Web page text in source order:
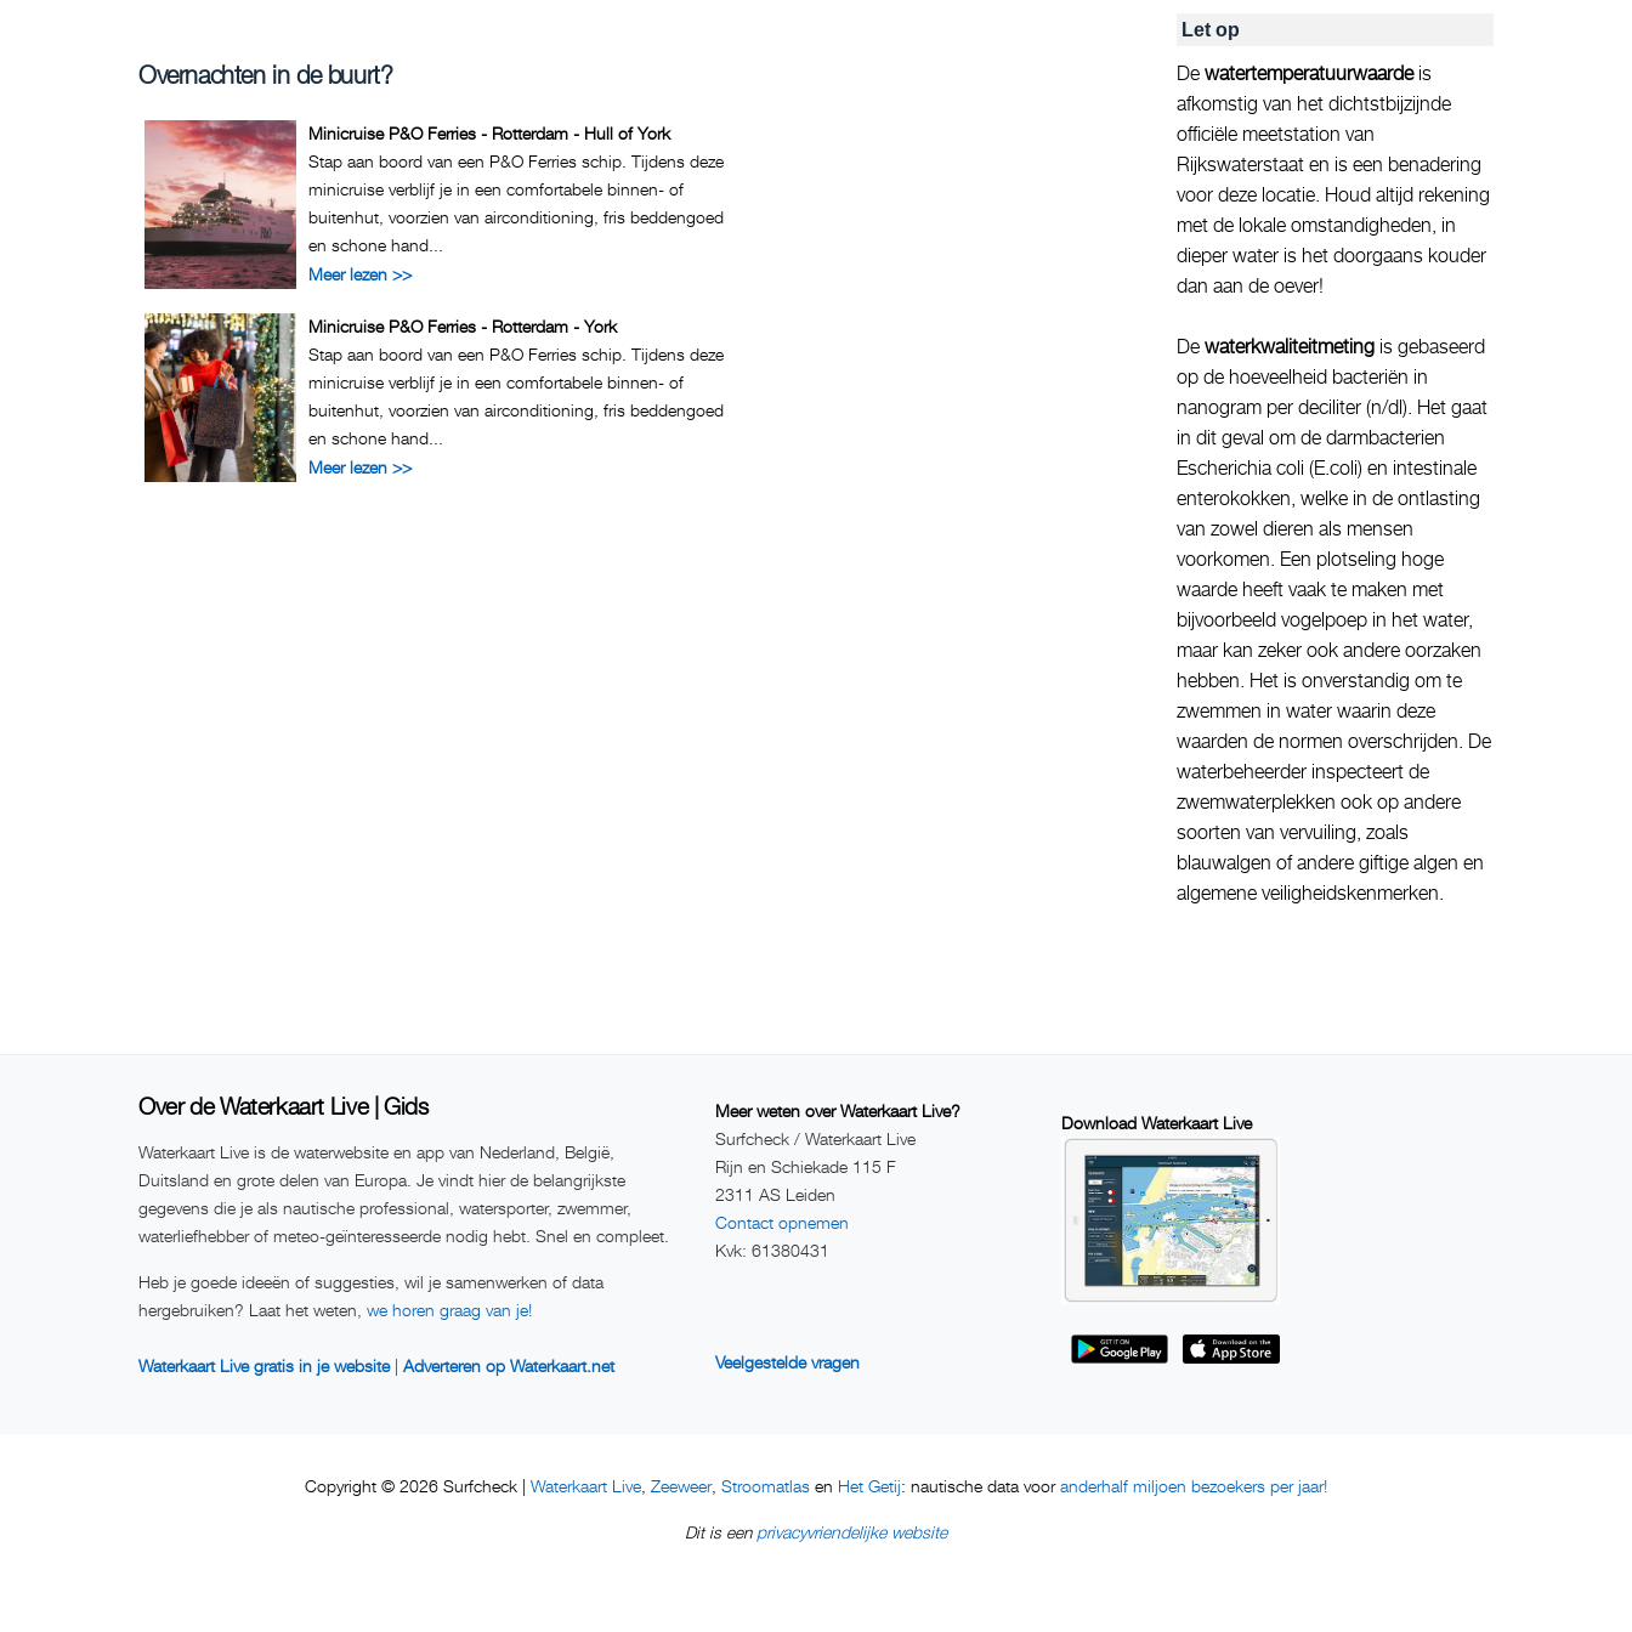
Overnachten in de buurt?
Minicruise P&O Ferries - Rotterdam - Hull of York
Stap aan boord van een P&O Ferries schip. Tijdens deze
minicruise verblijf je in een comfortabele binnen- of
buitenhut, voorzien van airconditioning, fris beddengoed
en schone hand...
Meer lezen >>
Minicruise P&O Ferries - Rotterdam - York
Stap aan boord van een P&O Ferries schip. Tijdens deze
minicruise verblijf je in een comfortabele binnen- of
buitenhut, voorzien van airconditioning, fris beddengoed
en schone hand...
Meer lezen >>
Let op
De watertemperatuurwaardeis
afkomstig van het dichtstbijzijnde
officiële meetstation van
Rijkswaterstaat en is een benadering
voor deze locatie. Houd altijd rekening
met de lokale omstandigheden, in
dieper water is het doorgaans kouder
dan aan de oever!
De waterkwaliteitmeting is gebaseerd
op de hoeveelheid bacteriën in
nanogram per deciliter (n/dl). Het gaat
in dit geval om de darmbacterien
Escherichia coli (E.coli) en intestinale
enterokokken, welke in de ontlasting
van zowel dieren als mensen
voorkomen. Een plotseling hoge
waarde heeft vaak te maken met
bijvoorbeeld vogelpoep in het water,
maar kan zeker ook andere oorzaken
hebben. Het is onverstandig om te
zwemmen in water waarin deze
waarden de normen overschrijden. De
waterbeheerder inspecteert de
zwemwaterplekken ook op andere
soorten van vervuiling, zoals
blauwalgen of andere giftige algen en
algemene veiligheidskenmerken.
Over de Waterkaart Live | Gids
Waterkaart Live is de waterwebsite en app van Nederland, België,
Duitsland en grote delen van Europa. Je vindt hier de belangrijkste
gegevens die je als nautische professional, watersporter, zwemmer,
waterliefhebber of meteo-geïnteresseerde nodig hebt. Snel en compleet.
Heb je goede ideeën of suggesties, wil je samenwerken of data
hergebruiken? Laat het weten, we horen graag van je!
Waterkaart Live gratis in je website| Adverteren op Waterkaart.net
Meer weten over Waterkaart Live?
Surfcheck / Waterkaart Live
Rijn en Schiekade 115 F
2311 AS Leiden
Contact opnemen
Kvk: 61380431
Veelgestelde vragen
Download Waterkaart Live
Copyright © 2026 Surfcheck | Waterkaart Live, Zeeweer, Stroomatlas en Het Getij: nautische data vooranderhalf miljoen bezoekers per jaar!
Dit is een privacyvriendelijke website